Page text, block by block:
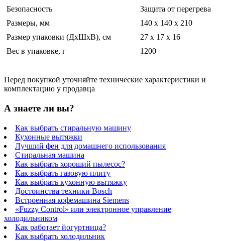
Безопасность
Защита от перегрева
Размеры, мм
140 x 140 x 210
Размер упаковки (ДхШхВ), см
27 x 17 x 16
Вес в упаковке, г
1200
Перед покупкой уточняйте технические характеристики и
комплектацию у продавца
А знаете ли вы?
Как выбрать стиральную машину
Кухонные вытяжки
Лучший фен для домашнего использования
Стиральная машина
Как выбрать хороший пылесос?
Как выбрать газовую плиту
Как выбрать кухонную вытяжку
Достоинства техники Bosch
Встроенная кофемашина Siemens
«Fuzzy Control» или электронное управление
холодильником
Как работает йогуртница?
Как выбрать холодильник